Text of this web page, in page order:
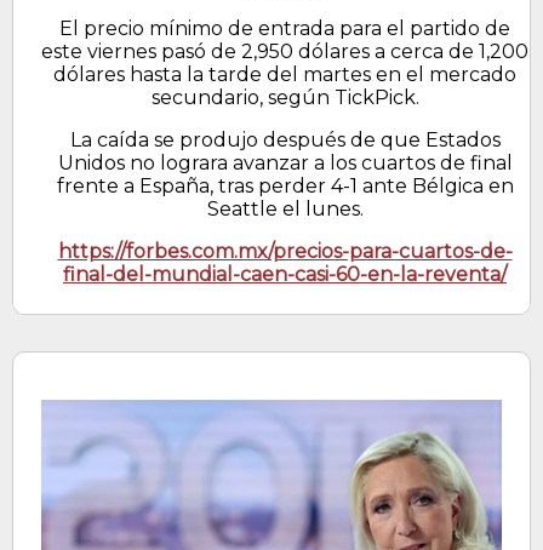
El precio mínimo de entrada para el partido de
este viernes pasó de 2,950 dólares a cerca de 1,200
dólares hasta la tarde del martes en el mercado
secundario, según TickPick.
La caída se produjo después de que Estados
Unidos no lograra avanzar a los cuartos de final
frente a España, tras perder 4-1 ante Bélgica en
Seattle el lunes.
https://forbes.com.mx/precios-para-cuartos-de-
final-del-mundial-caen-casi-60-en-la-reventa/